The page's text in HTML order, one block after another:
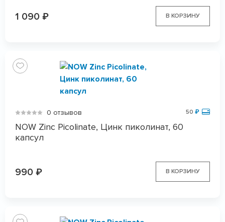
1 090 ₽ В КОРЗИНУ
0 отзывов 50 ₽
NOW Zinc Picolinate, Цинк пиколинат, 60
капсул
990 ₽ В КОРЗИНУ